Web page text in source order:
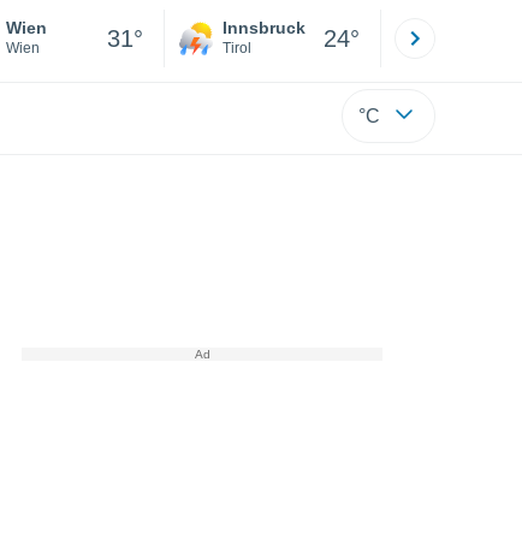
Wien
Wien 31° Innsbruck
Tirol 24°
°C